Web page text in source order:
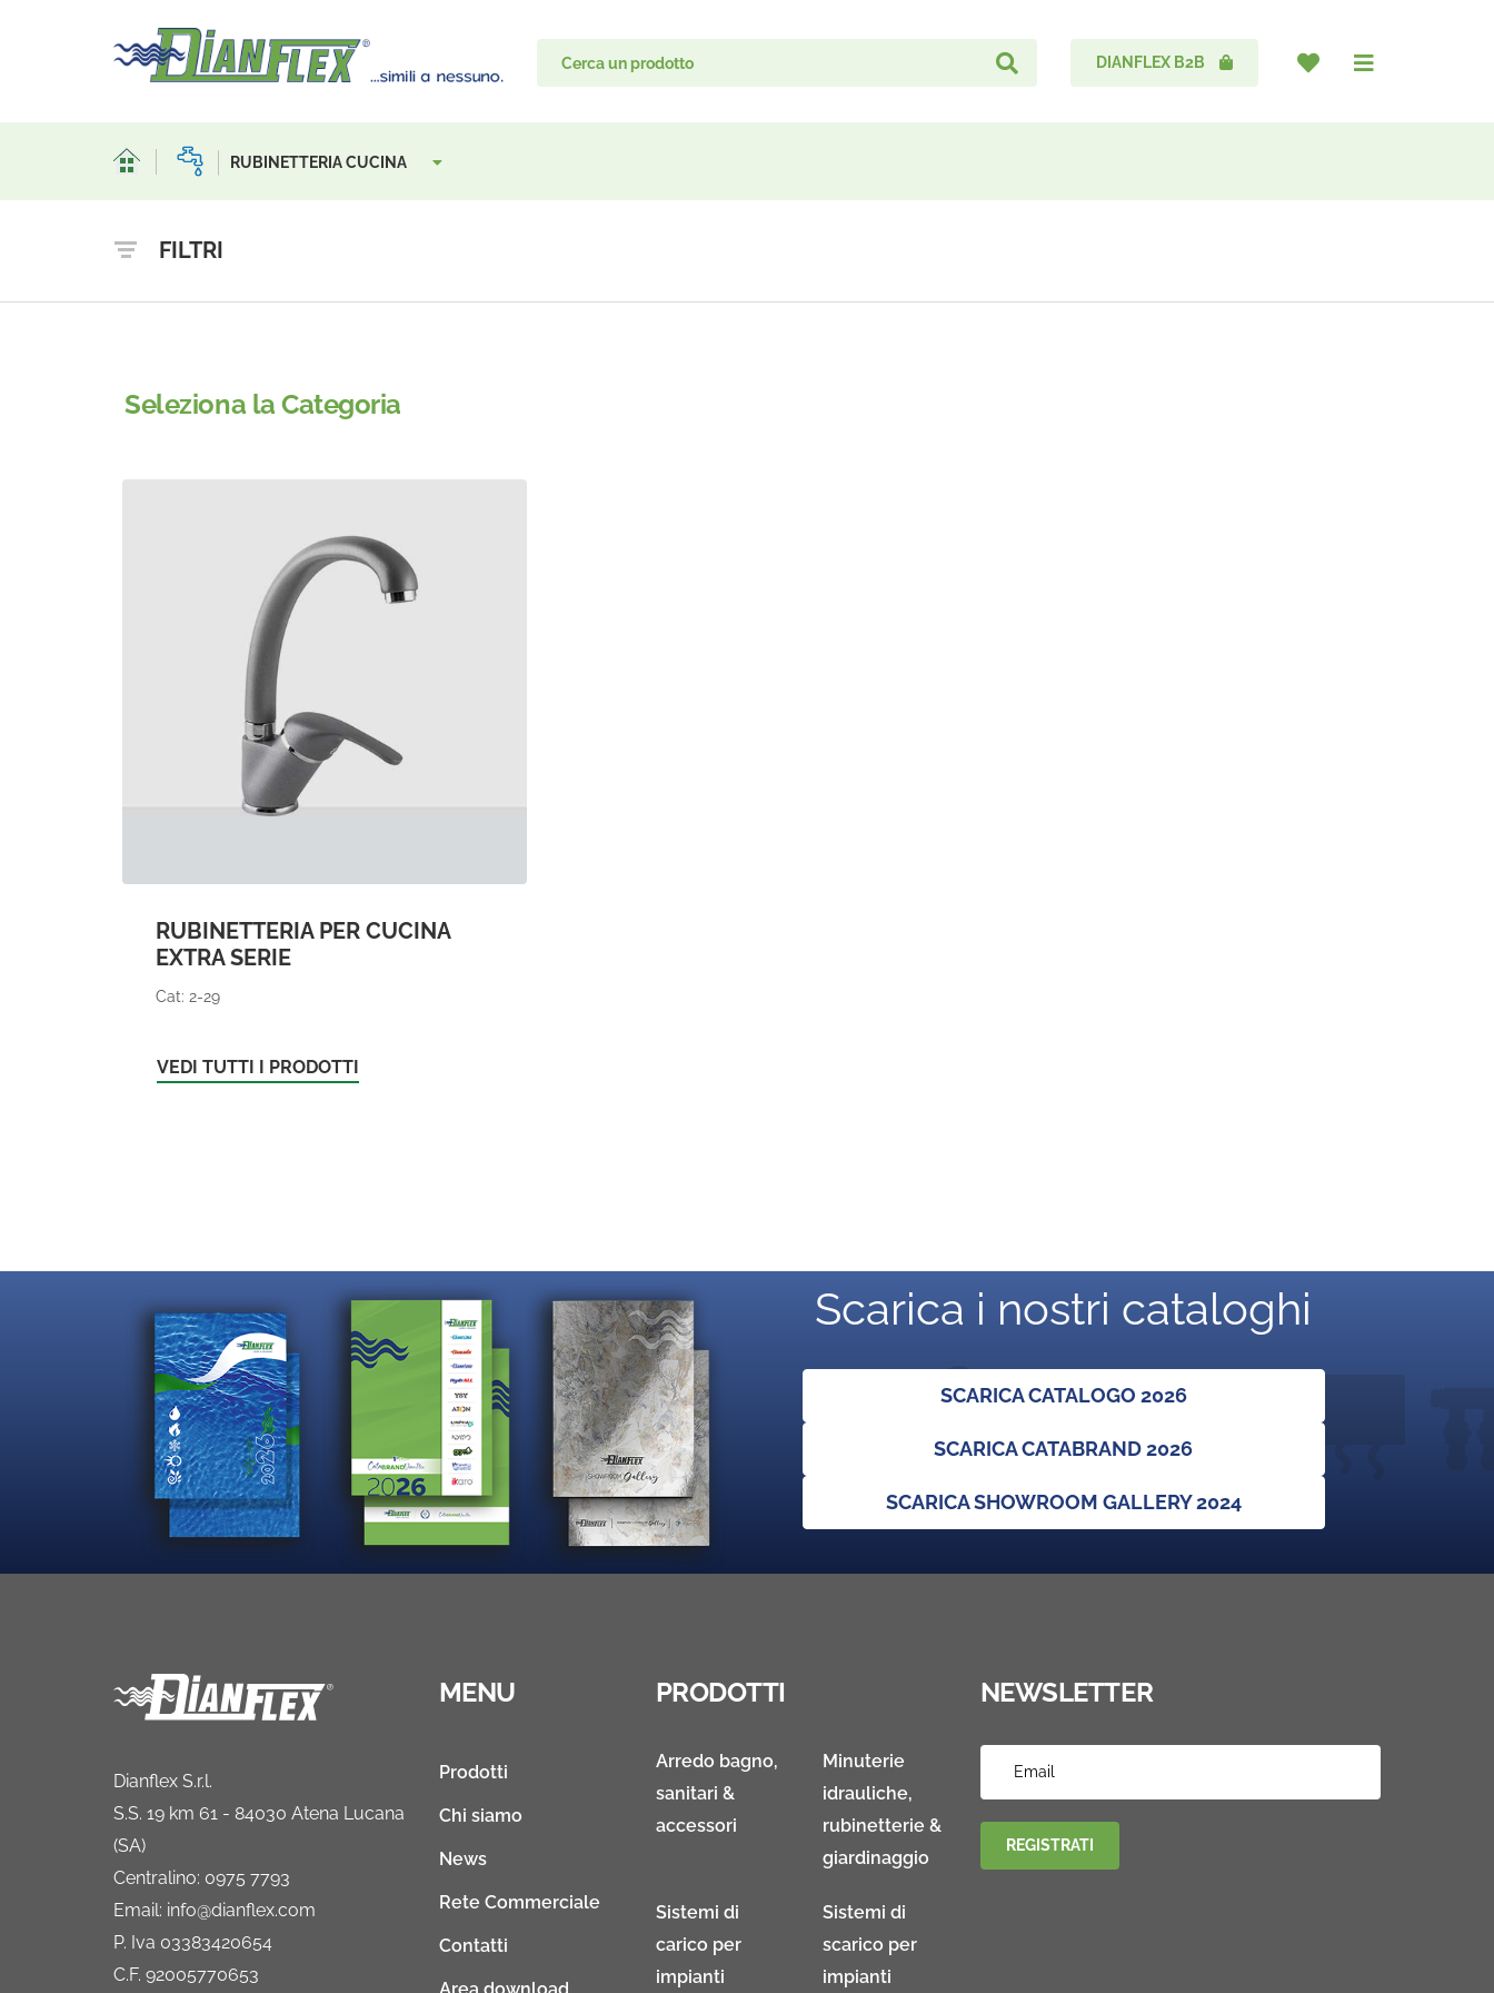
DIANFLEX B2B
RUBINETTERIA CUCINA
FILTRI
Seleziona la Categoria
RUBINETTERIA PER CUCINA
EXTRA SERIE
Cat: 2-29
VEDI TUTTI I PRODOTTI
Scarica i nostri cataloghi
SCARICA CATALOGO 2026
SCARICA CATABRAND 2026
SCARICA SHOWROOM GALLERY 2024
Dianflex S.r.l.
S.S. 19 km 61 - 84030 Atena Lucana
(SA)
Centralino: 0975 7793
Email: info@dianflex.com
P. Iva 03383420654
C.F. 92005770653
MENU
Prodotti
Chi siamo
News
Rete Commerciale
Contatti
PRODOTTI
Arredo bagno,
sanitari &
accessori
Minuterie
idrauliche,
rubinetterie &
giardinaggio
Sistemi di
carico per
impianti
Sistemi di
scarico per
impianti
NEWSLETTER
REGISTRATI